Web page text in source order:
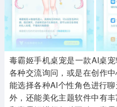
游戏攻略
63款应用
8款
毒霸姬手机桌宠是一款AI桌
各种交流询问，或是在创作
能选择各种AI个性角色进行
外，还能美化主题软件中有